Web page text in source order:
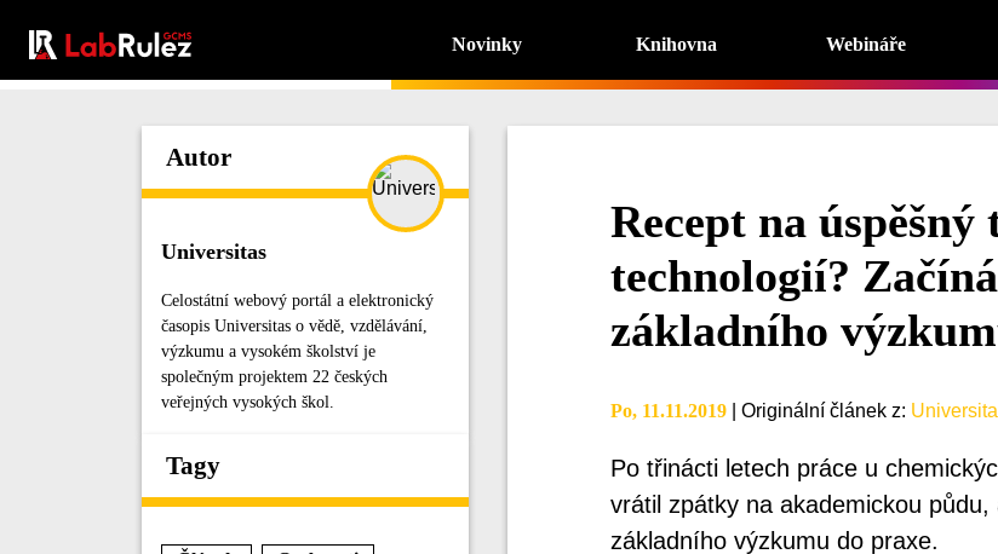
Novinky Knihovna Webináře
Autor
Universitas
Celostátní webový portál a elektronický
časopis Universitas o vědě, vzdělávání,
výzkumu a vysokém školství je
společným projektem 22 českých
veřejných vysokých škol.
Tagy
Recept na úspěšný
technologií?
základního
Po, 11.11.2019 Originální článek z:
Po třinácti letech práce u
vrátil zpátky na akademickou
základního výzkumu do praxe.